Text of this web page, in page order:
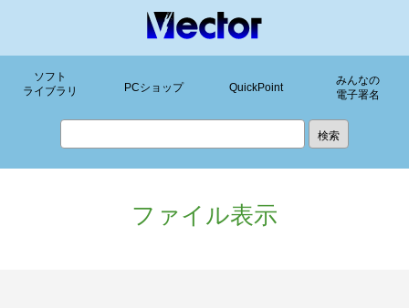
ソフト
ライブラリ
PCショップ QuickPoint
みんなの
電子署名
ファイル表示